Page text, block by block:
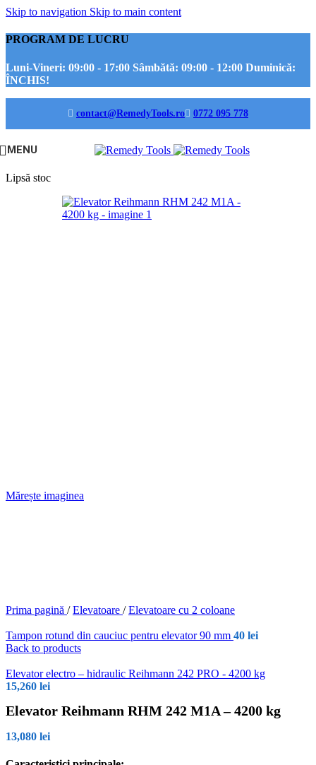
Skip to navigation Skip to main content
PROGRAM DE LUCRU
Luni-Vineri: 09:00 - 17:00 Sâmbătă: 09:00 - 12:00 Duminică:
ÎNCHIS!
contact@RemedyTools.ro 0772 095 778
MENU
Lipsă stoc
Mărește imaginea
Prima pagină / Elevatoare / Elevatoare cu 2 coloane
Tampon rotund din cauciuc pentru elevator 90 mm 40 lei
Back to products
Elevator electro – hidraulic Reihmann 242 PRO - 4200 kg
15,260 lei
Elevator Reihmann RHM 242 M1A – 4200 kg
13,080 lei